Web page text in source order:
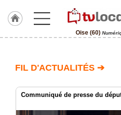
Oise (60)
FIL D'ACTUALITÉS ➔
Communiqué de presse du